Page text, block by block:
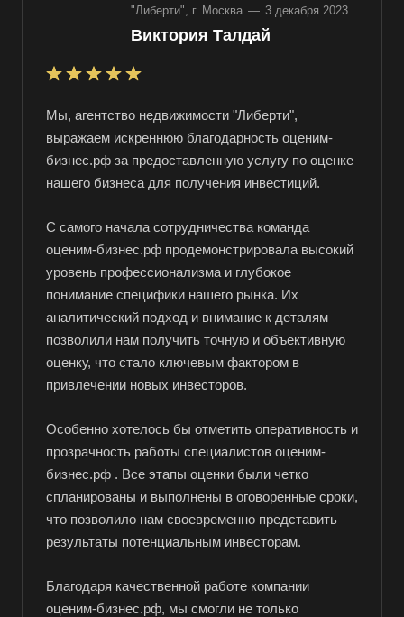
"Либерти", г. Москва — 3 декабря 2023
Виктория Талдай
Мы, агентство недвижимости "Либерти",
выражаем искреннюю благодарность оценим-
бизнес.рф за предоставленную услугу по оценке
нашего бизнеса для получения инвестиций.
С самого начала сотрудничества команда
оценим-бизнес.рф продемонстрировала высокий
уровень профессионализма и глубокое
понимание специфики нашего рынка. Их
аналитический подход и внимание к деталям
позволили нам получить точную и объективную
оценку, что стало ключевым фактором в
привлечении новых инвесторов.
Особенно хотелось бы отметить оперативность и
прозрачность работы специалистов оценим-
бизнес.рф . Все этапы оценки были четко
спланированы и выполнены в оговоренные сроки,
что позволило нам своевременно представить
результаты потенциальным инвесторам.
Благодаря качественной работе компании
оценим-бизнес.рф, мы смогли не только
Азов
Аксай
Алушта
Альметьевск
Ангарск
Анжеро-Судженск
Апатиты
Арамиль
Арзамас
Асбест
Асино
Ачинск